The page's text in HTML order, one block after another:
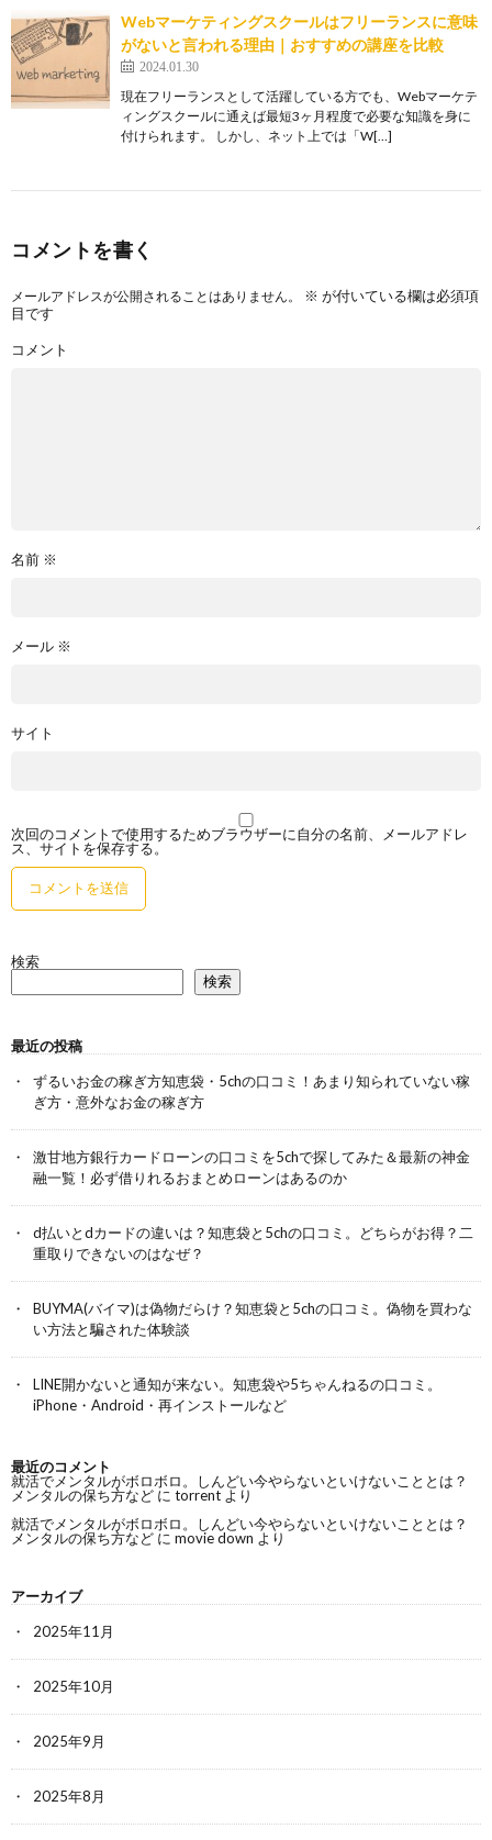
Webマーケティングスクールはフリーランスに意味
がないと言われる理由｜おすすめの講座を比較
2024.01.30
現在フリーランスとして活躍している方でも、Webマーケテ
ィングスクールに通えば最短3ヶ月程度で必要な知識を身に
付けられます。 しかし、ネット上では「W[…]
コメントを書く
メールアドレスが公開されることはありません。 ※ が付いている欄は必須項
目です
コメント
名前 ※
メール ※
サイト
次回のコメントで使用するためブラウザーに自分の名前、メールアドレ
ス、サイトを保存する。
検索
検索
最近の投稿
ずるいお金の稼ぎ方知恵袋・5chの口コミ！あまり知られていない稼
ぎ方・意外なお金の稼ぎ方
激甘地方銀行カードローンの口コミを5chで探してみた＆最新の神金
融一覧！必ず借りれるおまとめローンはあるのか
d払いとdカードの違いは？知恵袋と5chの口コミ。どちらがお得？二
重取りできないのはなぜ？
BUYMA(バイマ)は偽物だらけ？知恵袋と5chの口コミ。偽物を買わな
い方法と騙された体験談
LINE開かないと通知が来ない。知恵袋や5ちゃんねるの口コミ。
iPhone・Android・再インストールなど
最近のコメント
就活でメンタルがボロボロ。しんどい今やらないといけないこととは？
メンタルの保ち方など に torrentより
就活でメンタルがボロボロ。しんどい今やらないといけないこととは？
メンタルの保ち方など に movie down より
アーカイブ
2025年11月
2025年10月
2025年9月
2025年8月